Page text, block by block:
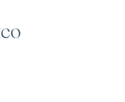
familiar o